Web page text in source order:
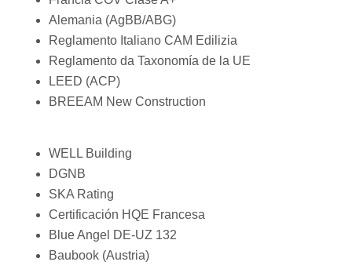
Alemania (AgBB/ABG)
Reglamento Italiano CAM Edilizia
Reglamento da Taxonomía de la UE
LEED (ACP)
BREEAM New Construction
WELL Building
DGNB
SKA Rating
Certificación HQE Francesa
Blue Angel DE-UZ 132
Baubook (Austria)